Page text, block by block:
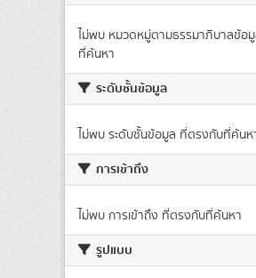
ไม่พบ หมวดหมู่ตามธรรมาภิบาลข้อ
ที่ค้นหา
ระดับชั้นข้อมูล
ไม่พบ ระดับชั้นข้อมูล ที่ตรงกับที่ค้นห
การเข้าถึง
ไม่พบ การเข้าถึง ที่ตรงกับที่ค้นหา
รูปแบบ